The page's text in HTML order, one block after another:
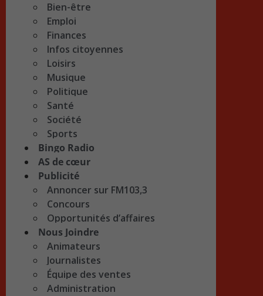
Bien-être
Emploi
Finances
Infos citoyennes
Loisirs
Musique
Politique
Santé
Société
Sports
Bingo Radio
AS de cœur
Publicité
Annoncer sur FM103,3
Concours
Opportunités d’affaires
Nous Joindre
Animateurs
Journalistes
Équipe des ventes
Administration